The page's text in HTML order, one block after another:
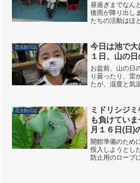
昼過ぎまでなん
後雨が降り出し
たちの活動はほ
めました。昆虫
クサの花も実に
昆虫館日誌
今日は池で
１日、山の
お盆前、山の日
り曇ったり、雷
たが、湿度と気
ズムシが少しず
す。まだまだ弱
昆虫館日誌
ミドリシジ
も負けてい
月１６日(日)
開館準備のため
投入しようとし
防止用のロープ